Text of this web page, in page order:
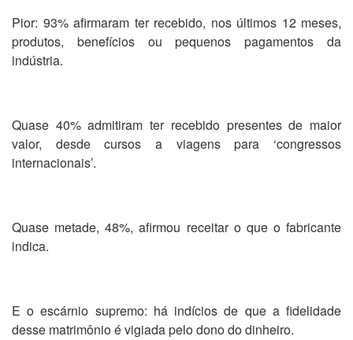
Pior: 93% afirmaram ter recebido, nos últimos 12 meses,
produtos, benefícios ou pequenos pagamentos da
indústria.
Quase 40% admitiram ter recebido presentes de maior
valor, desde cursos a viagens para ‘congressos
internacionais’.
Quase metade, 48%, afirmou receitar o que o fabricante
indica.
E o escárnio supremo: há indícios de que a fidelidade
desse matrimônio é vigiada pelo dono do dinheiro.